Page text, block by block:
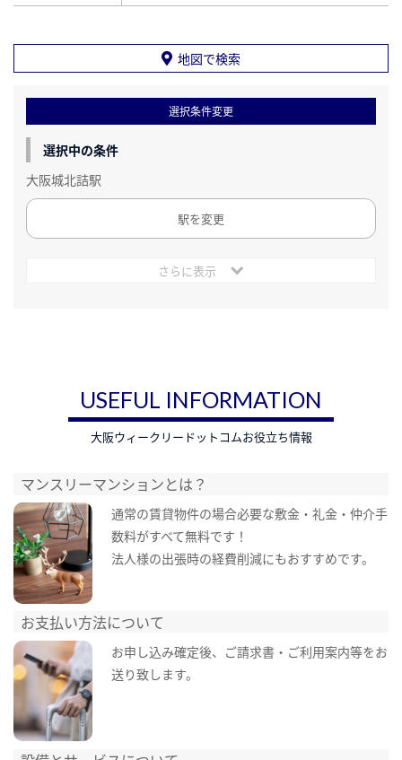
地図で検索
選択条件変更
選択中の条件
大阪城北詰駅
駅を変更
さらに表示
USEFUL INFORMATION
大阪ウィークリードットコムお役立ち情報
マンスリーマンションとは？
通常の賃貸物件の場合必要な敷金・礼金・仲介手
数料がすべて無料です！
法人様の出張時の経費削減にもおすすめです。
お支払い方法について
お申し込み確定後、ご請求書・ご利用案内等をお
送り致します。